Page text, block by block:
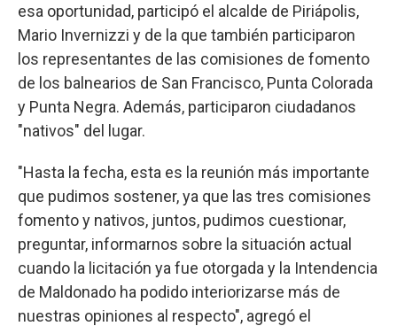
esa oportunidad, participó el alcalde de Piriápolis,
Mario Invernizzi y de la que también participaron
los representantes de las comisiones de fomento
de los balnearios de San Francisco, Punta Colorada
y Punta Negra. Además, participaron ciudadanos
"nativos" del lugar.
"Hasta la fecha, esta es la reunión más importante
que pudimos sostener, ya que las tres comisiones
fomento y nativos, juntos, pudimos cuestionar,
preguntar, informarnos sobre la situación actual
cuando la licitación ya fue otorgada y la Intendencia
de Maldonado ha podido interiorizarse más de
nuestras opiniones al respecto", agregó el